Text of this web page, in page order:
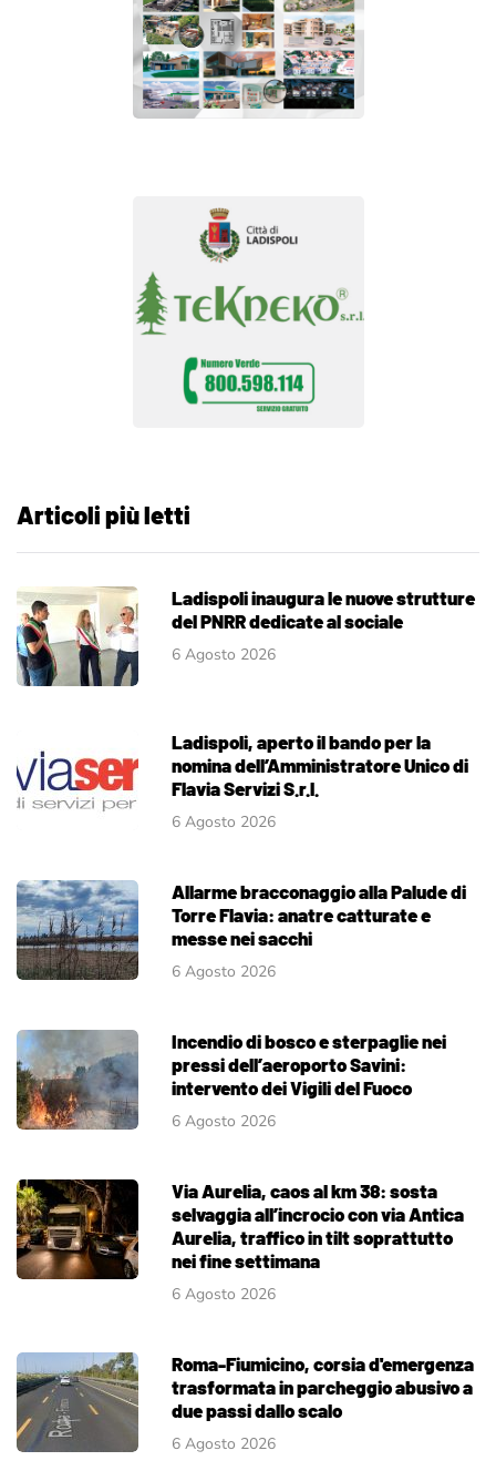
Articoli più letti
Ladispoli inaugura le nuove strutture
del PNRR dedicate al sociale
6 Agosto 2026
Ladispoli, aperto il bando per la
nomina dell’Amministratore Unico di
Flavia Servizi S.r.l.
6 Agosto 2026
Allarme bracconaggio alla Palude di
Torre Flavia: anatre catturate e
messe nei sacchi
6 Agosto 2026
Incendio di bosco e sterpaglie nei
pressi dell’aeroporto Savini:
intervento dei Vigili del Fuoco
6 Agosto 2026
Via Aurelia, caos al km 38: sosta
selvaggia all’incrocio con via Antica
Aurelia, traffico in tilt soprattutto
nei fine settimana
6 Agosto 2026
Roma-Fiumicino, corsia d'emergenza
trasformata in parcheggio abusivo a
due passi dallo scalo
6 Agosto 2026